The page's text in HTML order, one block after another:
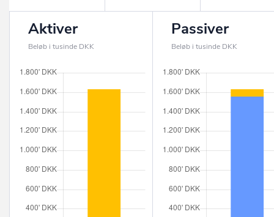
Aktiver
Beløb i tusinde DKK
Passiver
Beløb i tusinde DKK